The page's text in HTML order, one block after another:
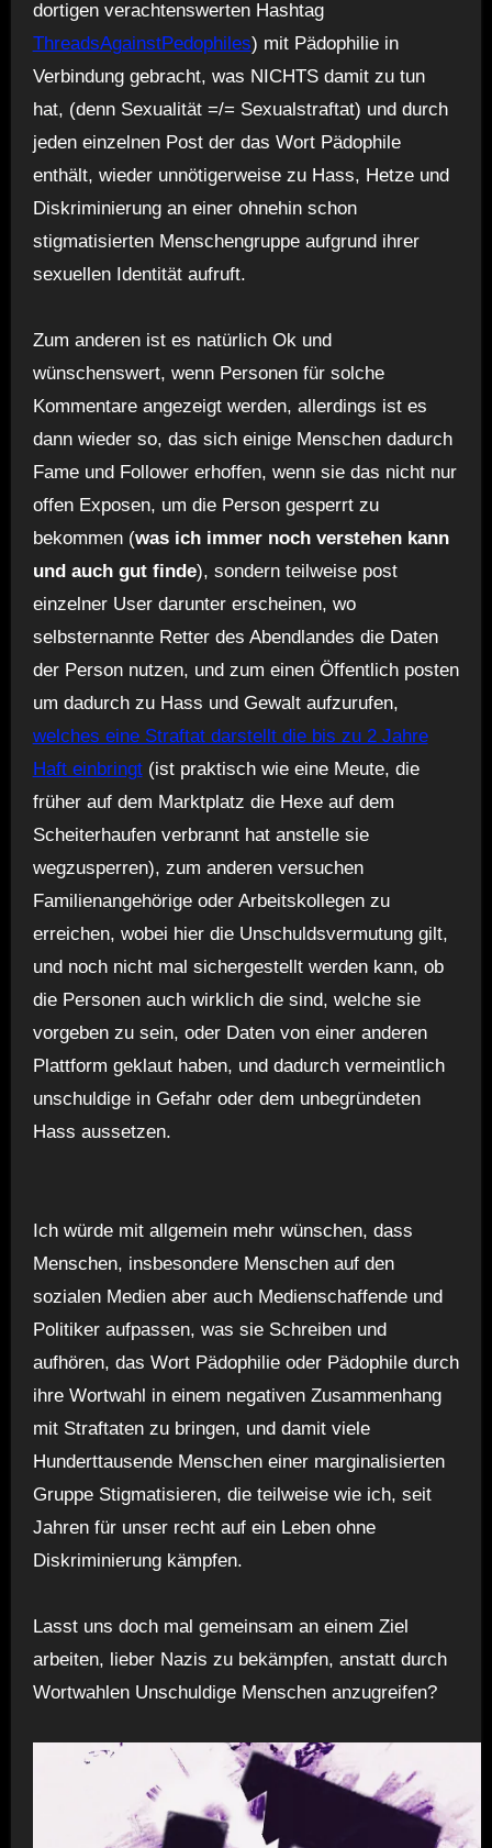
dortigen verachtenswerten Hashtag
ThreadsAgainstPedophiles) mit Pädophilie in
Verbindung gebracht, was NICHTS damit zu tun
hat, (denn Sexualität =/= Sexualstraftat) und durch
jeden einzelnen Post der das Wort Pädophile
enthält, wieder unnötigerweise zu Hass, Hetze und
Diskriminierung an einer ohnehin schon
stigmatisierten Menschengruppe aufgrund ihrer
sexuellen Identität aufruft.
Zum anderen ist es natürlich Ok und
wünschenswert, wenn Personen für solche
Kommentare angezeigt werden, allerdings ist es
dann wieder so, das sich einige Menschen dadurch
Fame und Follower erhoffen, wenn sie das nicht nur
offen Exposen, um die Person gesperrt zu
bekommen (was ich immer noch verstehen kann
und auch gut finde), sondern teilweise post
einzelner User darunter erscheinen, wo
selbsternannte Retter des Abendlandes die Daten
der Person nutzen, und zum einen Öffentlich posten
um dadurch zu Hass und Gewalt aufzurufen,
welches eine Straftat darstellt die bis zu 2 Jahre
Haft einbringt(ist praktisch wie eine Meute, die
früher auf dem Marktplatz die Hexe auf dem
Scheiterhaufen verbrannt hat anstelle sie
wegzusperren), zum anderen versuchen
Familienangehörige oder Arbeitskollegen zu
erreichen, wobei hier die Unschuldsvermutung gilt,
und noch nicht mal sichergestellt werden kann, ob
die Personen auch wirklich die sind, welche sie
vorgeben zu sein, oder Daten von einer anderen
Plattform geklaut haben, und dadurch vermeintlich
unschuldige in Gefahr oder dem unbegründeten
Hass aussetzen.
Ich würde mit allgemein mehr wünschen, dass
Menschen, insbesondere Menschen auf den
sozialen Medien aber auch Medienschaffende und
Politiker aufpassen, was sie Schreiben und
aufhören, das Wort Pädophilie oder Pädophile durch
ihre Wortwahl in einem negativen Zusammenhang
mit Straftaten zu bringen, und damit viele
Hunderttausende Menschen einer marginalisierten
Gruppe Stigmatisieren, die teilweise wie ich, seit
Jahren für unser recht auf ein Leben ohne
Diskriminierung kämpfen.
Lasst uns doch mal gemeinsam an einem Ziel
arbeiten, lieber Nazis zu bekämpfen, anstatt durch
Wortwahlen Unschuldige Menschen anzugreifen?